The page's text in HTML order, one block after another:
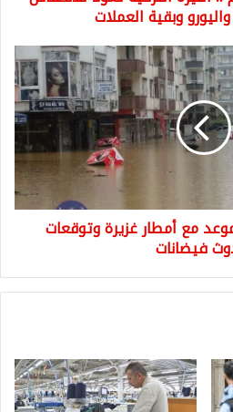
وبقية العملات
مع أمطار غزيرة وتوقعات
فيضانات